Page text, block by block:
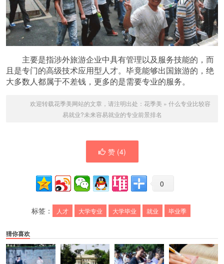
主要是指涉外旅游企业中具有管理以及服务技能的，而
且是专门的高级技术应用型人才。毕竟能够出国旅游的，绝
大多数人都属于不差钱，更多的是需要专业的服务。
欢迎转载花季美网站的文章，请注明出处： 花季美 » 什么专业比较容
易就业?未来容易就业的专业前景排名
赞 (4)
0
标签： 人才 大学专业 大学毕业 就业 毕业季
猜你喜欢